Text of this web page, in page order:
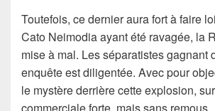
Toutefois, ce dernier aura fort à faire
Cato Neimodia ayant été ravagée, la
mise à mal. Les séparatistes gagnant
enquête est diligentée. Avec pour
le mystère derrière cette explosion,